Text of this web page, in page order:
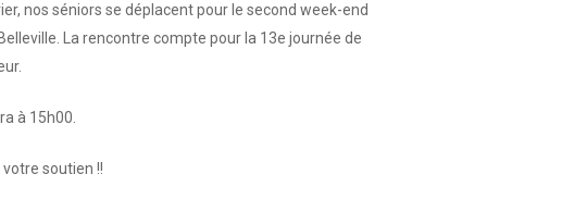
nos séniors se déplacent pour le second week-end
La rencontre compte pour la 13e journée de
à 15h00.
soutien !!